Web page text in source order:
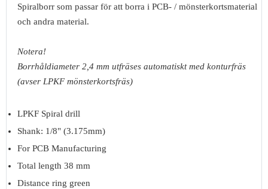
Spiralborr som passar för att borra i PCB- / mönsterkortsmaterial
och andra material.
Notera!
Borrhåldiameter 2,4 mm utfräses automatiskt med konturfräs
(avser LPKF mönsterkortsfräs)
LPKF Spiral drill
Shank: 1/8" (3.175mm)
For PCB Manufacturing
Total length 38 mm
Distance ring green